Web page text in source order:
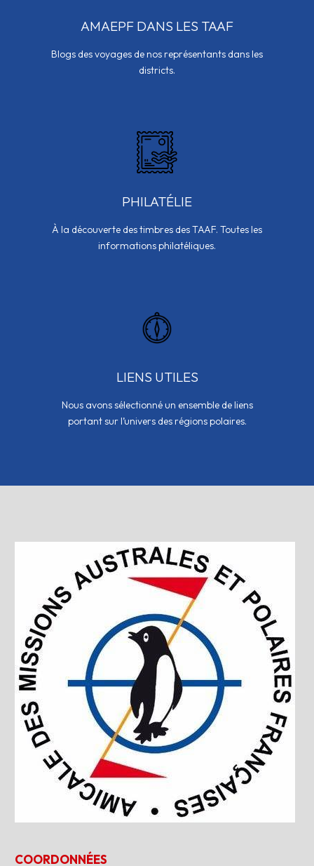
AMAEPF DANS LES TAAF
Blogs des voyages de nos représentants dans les
districts.
PHILATÉLIE
À la découverte des timbres des TAAF. Toutes les
informations philatéliques.
LIENS UTILES
Nous avons sélectionné un ensemble de liens
portant sur l’univers des régions polaires.
COORDONNÉES